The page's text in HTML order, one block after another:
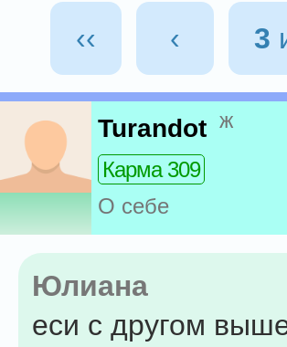
‹‹ ‹ 3
Turandot ж
Карма 309
О себе
Юлиана
еси с другом